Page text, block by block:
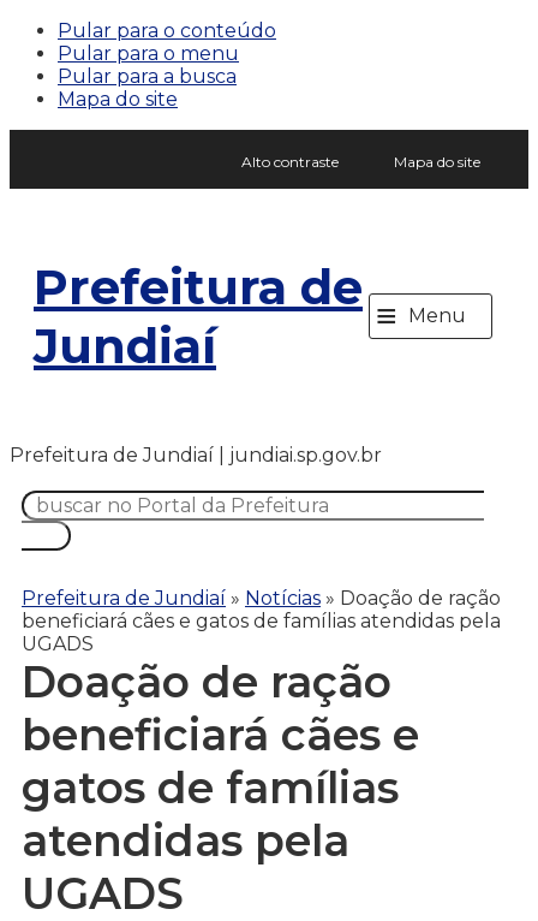
Pular para o conteúdo
Pular para o menu
Pular para a busca
Mapa do site
Alto contraste Mapa do site
Prefeitura de
Jundiaí
≡ Menu
Prefeitura de Jundiaí | jundiai.sp.gov.br
Prefeitura de Jundiaí » Notícias » Doação de ração
beneficiará cães e gatos de famílias atendidas pela
UGADS
Doação de ração
beneficiará cães e
gatos de famílias
atendidas pela
UGADS